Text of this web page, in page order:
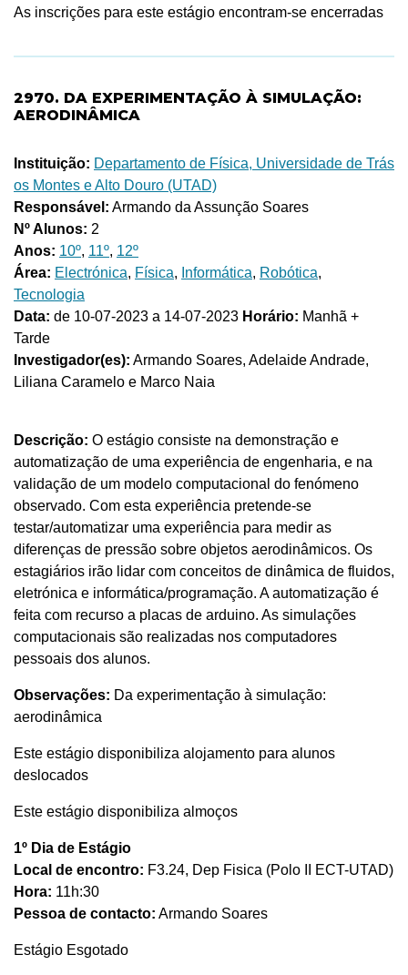
As inscrições para este estágio encontram-se encerradas
2970. DA EXPERIMENTAÇÃO À SIMULAÇÃO:
AERODINÂMICA
Instituição: Departamento de Física, Universidade de Trás
os Montes e Alto Douro (UTAD)
Responsável: Armando da Assunção Soares
Nº Alunos: 2
Anos: 10º, 11º, 12º
Área: Electrónica, Física, Informática, Robótica,
Tecnologia
Data: de 10-07-2023 a 14-07-2023 Horário: Manhã +
Tarde
Investigador(es): Armando Soares, Adelaide Andrade,
Liliana Caramelo e Marco Naia
Descrição: O estágio consiste na demonstração e
automatização de uma experiência de engenharia, e na
validação de um modelo computacional do fenómeno
observado. Com esta experiência pretende-se
testar/automatizar uma experiência para medir as
diferenças de pressão sobre objetos aerodinâmicos. Os
estagiários irão lidar com conceitos de dinâmica de fluidos,
eletrónica e informática/programação. A automatização é
feita com recurso a placas de arduino. As simulações
computacionais são realizadas nos computadores
pessoais dos alunos.
Observações: Da experimentação à simulação:
aerodinâmica
Este estágio disponibiliza alojamento para alunos
deslocados
Este estágio disponibiliza almoços
1º Dia de Estágio
Local de encontro: F3.24, Dep Fisica (Polo II ECT-UTAD)
Hora: 11h:30
Pessoa de contacto: Armando Soares
Estágio Esgotado